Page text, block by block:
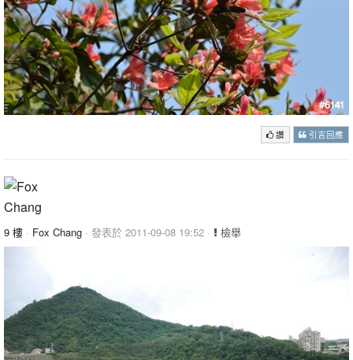
讚 引言回應
9 樓 · Fox Chang · 發表於 2011-09-08 19:52 · 檢舉